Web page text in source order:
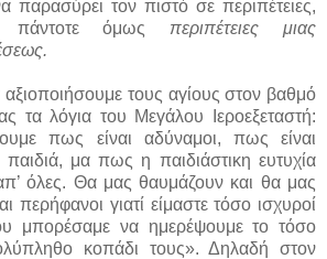
παρασύρει τον πιστό σε περιπέτειες,
πάντοτε όμως περιπέτειες μιας
αξιοποιήσουμε τους αγίους στον βαθμό
τα λόγια του Μεγάλου Ιεροεξεταστή:
πως είναι αδύναμοι, πως είναι
μα πως η παιδιάστικη ευτυχία
όλες. Θα μας θαυμάζουν και θα μας
περήφανοι γιατί είμαστε τόσο ισχυροί
μπορέσαμε να ημερέψουμε το τόσο
κοπάδι τους». Δηλαδή στον